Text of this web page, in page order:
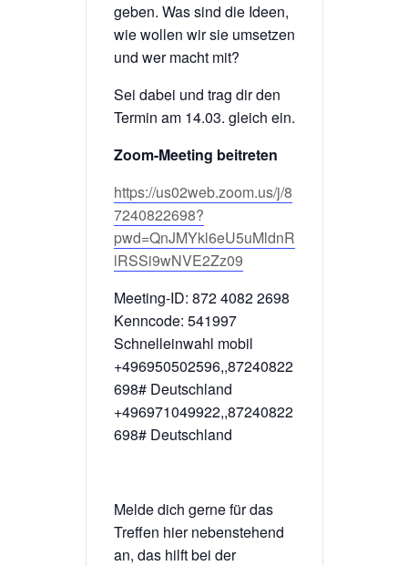
geben. Was sind die Ideen,
wie wollen wir sie umsetzen
und wer macht mit?
Sei dabei und trag dir den
Termin am 14.03. gleich ein.
Zoom-Meeting beitreten
https://us02web.zoom.us/j/8
7240822698?
pwd=QnJMYkl6eU5uMldnR
lRSSi9wNVE2Zz09
Meeting-ID: 872 4082 2698
Kenncode: 541997
Schnelleinwahl mobil
+496950502596,,87240822
698# Deutschland
+496971049922,,87240822
698# Deutschland
Melde dich gerne für das
Treffen hier nebenstehend
an, das hilft bei der